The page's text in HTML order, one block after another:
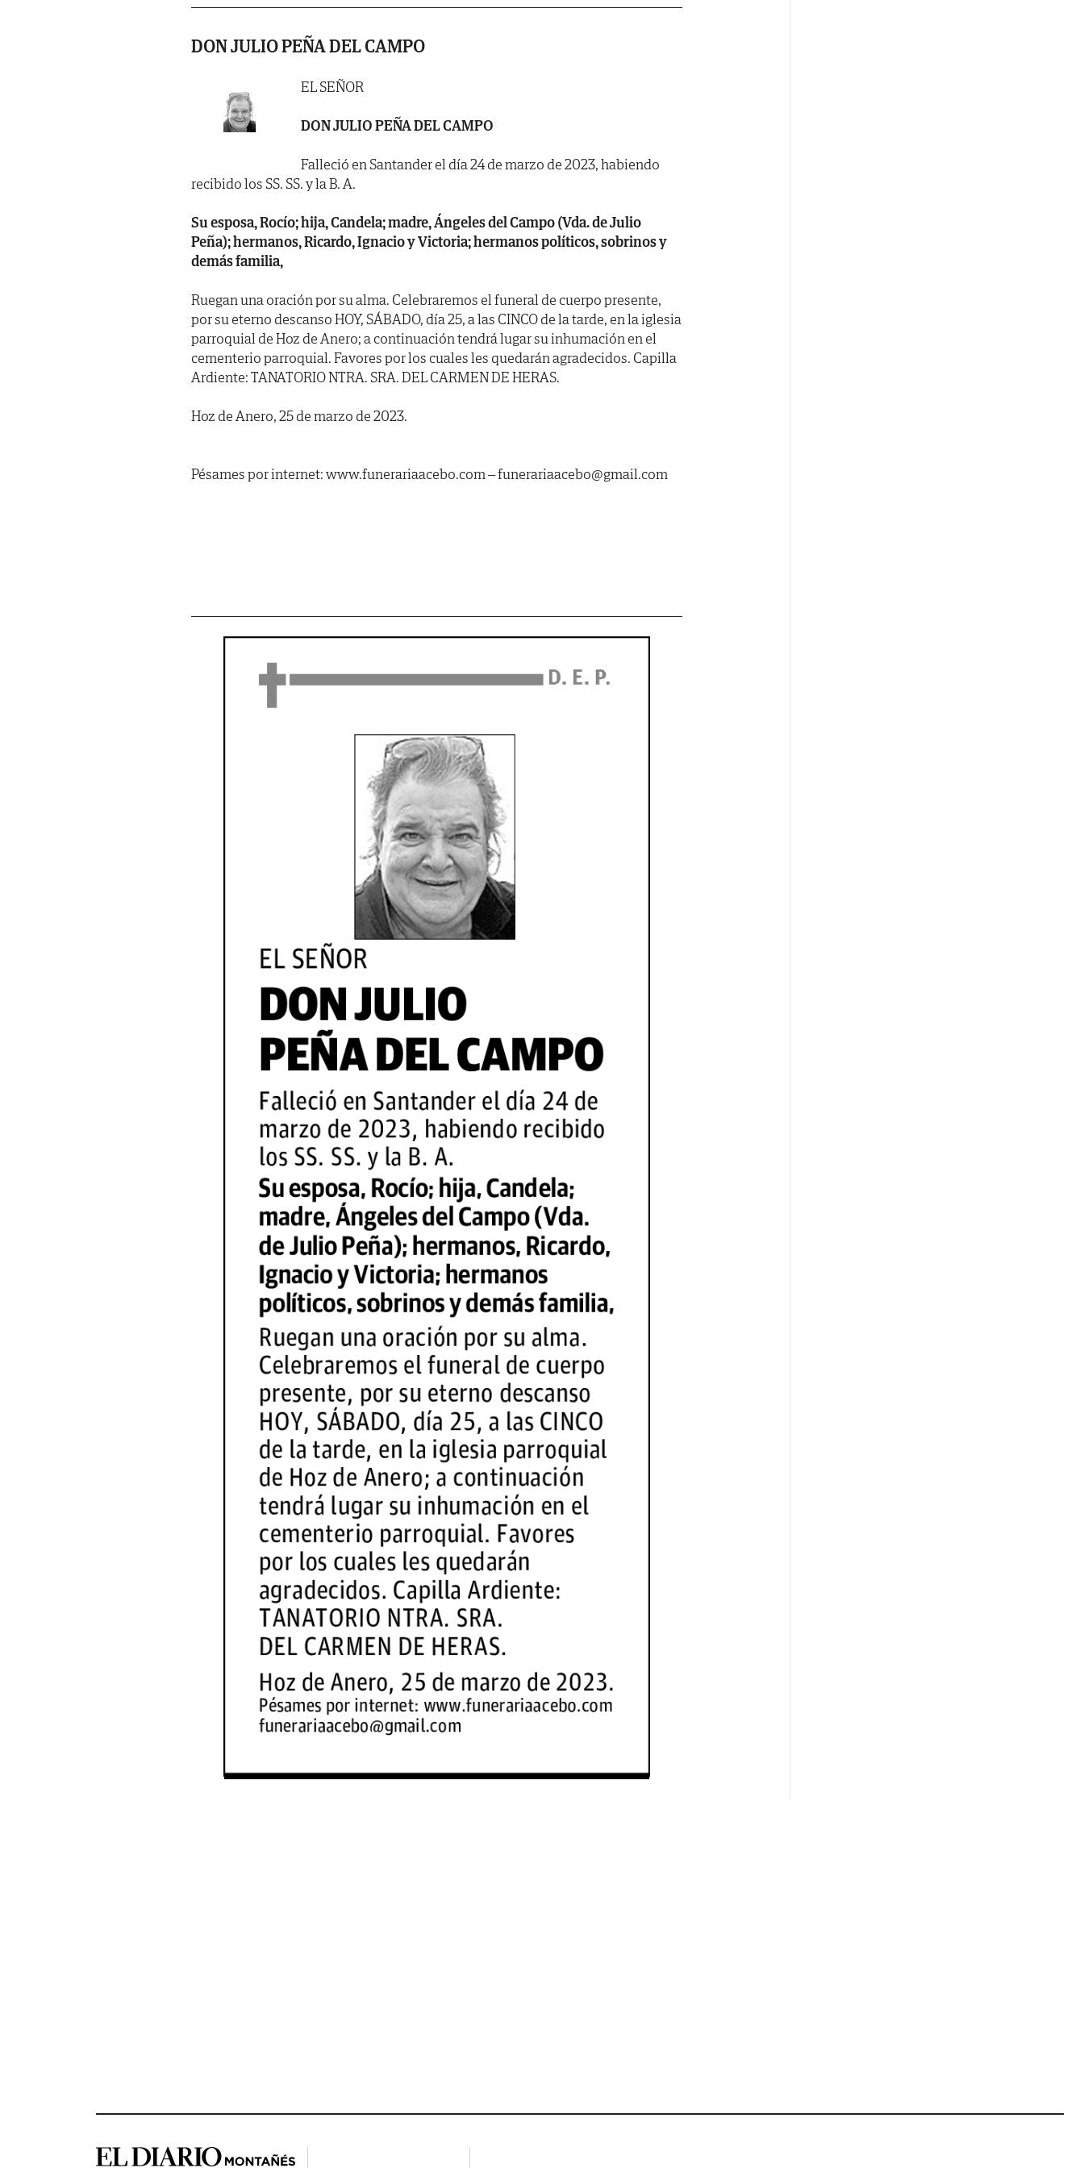
DON JULIO PEÑA DEL CAMPO
EL SEÑOR
DON JULIO PEÑA DEL CAMPO
Falleció en Santander el día 24 de marzo de 2023, habiendo
recibido los SS. SS. y la B. A.
Su esposa, Rocío; hija, Candela; madre, Ángeles del Campo (Vda. de Julio
Peña); hermanos, Ricardo, Ignacio y Victoria; hermanos políticos, sobrinos y
demás familia,
Ruegan una oración por su alma. Celebraremos el funeral de cuerpo presente,
por su eterno descanso HOY, SÁBADO, día 25, a las CINCO de la tarde, en la iglesia
parroquial de Hoz de Anero; a continuación tendrá lugar su inhumación en el
cementerio parroquial. Favores por los cuales les quedarán agradecidos. Capilla
Ardiente: TANATORIO NTRA. SRA. DEL CARMEN DE HERAS.
Hoz de Anero, 25 de marzo de 2023.
Pésames por internet: www.funerariaacebo.com – funerariaacebo@gmail.com